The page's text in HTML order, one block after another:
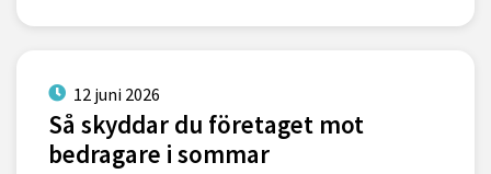
12 juni 2026
Så skyddar du företaget mot
bedragare i sommar